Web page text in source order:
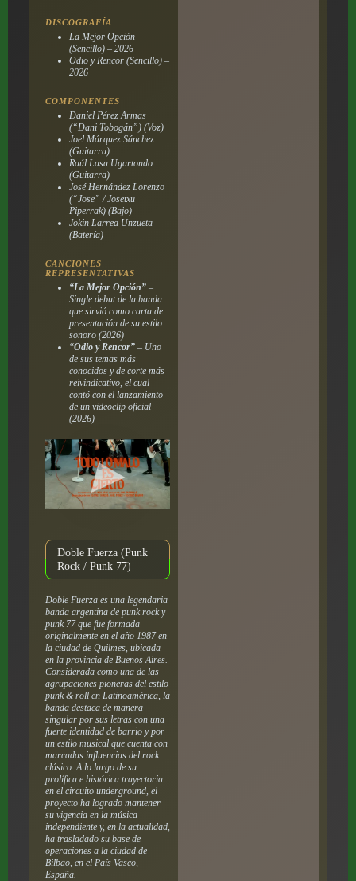
DISCOGRAFÍA
La Mejor Opción
(Sencillo) – 2026
Odio y Rencor(Sencillo) –
2026
COMPONENTES
Daniel Pérez Armas
(“Dani Tobogán”) (Voz)
Joel Márquez Sánchez
(Guitarra)
Raúl Lasa Ugartondo
(Guitarra)
José Hernández Lorenzo
(“Jose” / Josetxu
Piperrak) (Bajo)
Jokin Larrea Unzueta
(Batería)
CANCIONES
REPRESENTATIVAS
“La Mejor Opción”–
Single debut de la banda
que sirvió como carta de
presentación de su estilo
sonoro (2026)
“Odio y Rencor”– Uno
de sus temas más
conocidos y de corte más
reivindicativo, el cual
contó con el lanzamiento
de un videoclip oficial
(2026)
Doble Fuerza (Punk
Rock / Punk 77)
Doble Fuerza es una legendaria
banda argentina de punk rock y
punk 77 que fue formada
originalmente en el año 1987 en
la ciudad de Quilmes, ubicada
en la provincia de Buenos Aires.
Considerada como una de las
agrupaciones pioneras del estilo
punk & roll en Latinoamérica, la
banda destaca de manera
singular por sus letras con una
fuerte identidad de barrio y por
un estilo musical que cuenta con
marcadas influencias del rock
clásico. A lo largo de su
prolífica e histórica trayectoria
en el circuito underground, el
proyecto ha logrado mantener
su vigencia en la música
independiente y, en la actualidad,
ha trasladado su base de
operaciones a la ciudad de
Bilbao, en el País Vasco,
España.